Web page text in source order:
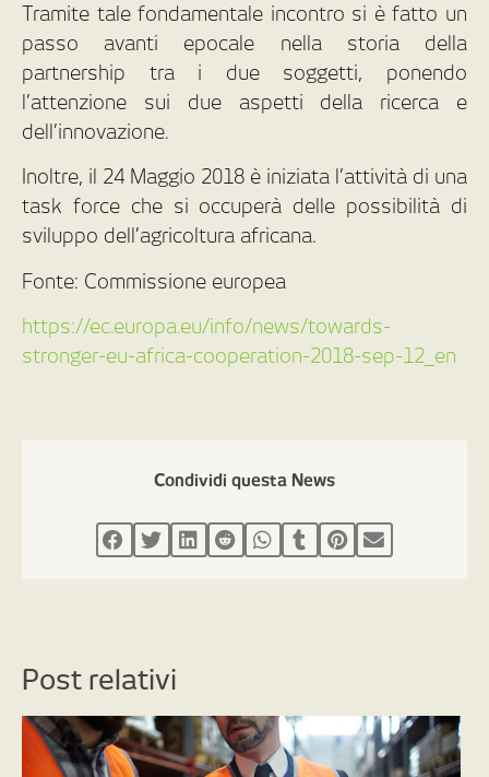
Tramite tale fondamentale incontro si è fatto un
passo avanti epocale nella storia della
partnership tra i due soggetti, ponendo
l’attenzione sui due aspetti della ricerca e
dell’innovazione.
Inoltre, il 24 Maggio 2018 è iniziata l’attività di una
task force che si occuperà delle possibilità di
sviluppo dell’agricoltura africana.
Fonte: Commissione europea
https://ec.europa.eu/info/news/towards-
stronger-eu-africa-cooperation-2018-sep-12_en
Condividi questa News
Post relativi